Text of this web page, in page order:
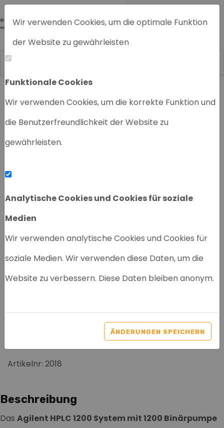
Wir verwenden Cookies, um die optimale Funktion
der Website zu gewährleisten
Funktionale Cookies
Wir verwenden Cookies, um die korrekte Funktion und
die Benutzerfreundlichkeit der Website zu
gewährleisten.
Analytische Cookies und Cookies für soziale
Medien
Wir verwenden analytische Cookies und Cookies für
soziale Medien. Wir verwenden diese Daten, um die
Website zu verbessern. Diese Daten bleiben anonym.
ÄNDERUNGEN SPEICHERN
Home Chromatographiegeräte
AGILENT HPLC 1200 -
1200 BINÄRPUMPE
FLUORESZENZDETEKTOR
Artikelnr: 2018
Beschreibung
Das Agilent HPLC 1200 System mit 1200 Binärpumpe